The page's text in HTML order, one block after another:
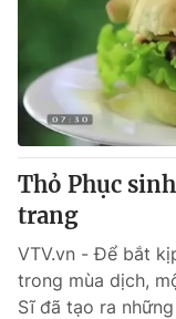
Thỏ Phục
trang
VTV.vn - Để bắt
trong mùa dịch,
Sĩ đã tạo ra